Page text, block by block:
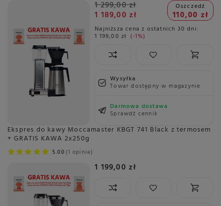
1 299,00 zł
1 189,00 zł
Oszczedź
110,00 zł
Najniższa cena z ostatnich 30 dni:
1 199,00 zł -1%
Wysyłka
Towar dostępny w magazynie
Darmowa dostawa
Sprawdź cennik
Ekspres do kawy Moccamaster KBGT 741 Black z termosem
+ GRATIS KAWA 2x250g
5.00 1 opinie
1 199,00 zł